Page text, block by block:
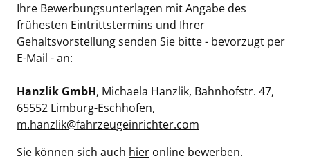
Ihre Bewerbungsunterlagen mit Angabe des
frühesten Eintrittstermins und Ihrer
Gehaltsvorstellung senden Sie bitte - bevorzugt per
E-Mail - an:
Hanzlik GmbH, Michaela Hanzlik, Bahnhofstr. 47,
65552 Limburg-Eschhofen,
m.hanzlik@fahrzeugeinrichter.com
Sie können sich auch hier online bewerben.